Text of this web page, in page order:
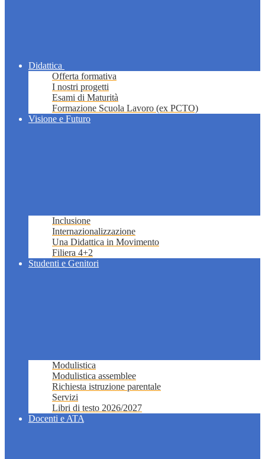
Didattica
Offerta formativa
I nostri progetti
Esami di Maturità
Formazione Scuola Lavoro (ex PCTO)
Visione e Futuro
Inclusione
Internazionalizzazione
Una Didattica in Movimento
Filiera 4+2
Studenti e Genitori
Modulistica
Modulistica assemblee
Richiesta istruzione parentale
Servizi
Libri di testo 2026/2027
Docenti e ATA